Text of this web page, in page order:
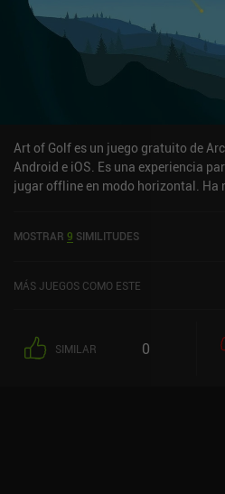
Art of Golf es un juego gratuito de
Android e iOS. Es una experiencia
jugar offline en modo horizontal. Ha
Store.
MOSTRAR 9 SIMILITUDES
MÁS JUEGOS COMO ESTE
SIMILAR 0